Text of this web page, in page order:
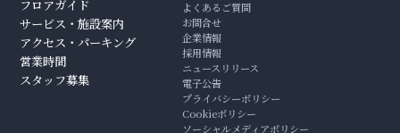
フロアガイド
サービス・施設案内
アクセス・パーキング
営業時間
スタッフ募集
よくあるご質問
お問合せ
企業情報
採用情報
ニュースリリース
電子公告
プライバシーポリシー
Cookieポリシー
ソーシャルメディアポリシー